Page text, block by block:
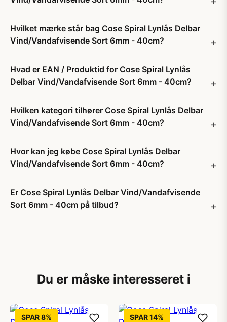
Hvilket mærke står bag Cose Spiral Lynlås Delbar
Vind/Vandafvisende Sort 6mm - 40cm?
Hvad er EAN / Produktid for Cose Spiral Lynlås
Delbar Vind/Vandafvisende Sort 6mm - 40cm?
Hvilken kategori tilhører Cose Spiral Lynlås Delbar
Vind/Vandafvisende Sort 6mm - 40cm?
Hvor kan jeg købe Cose Spiral Lynlås Delbar
Vind/Vandafvisende Sort 6mm - 40cm?
Er Cose Spiral Lynlås Delbar Vind/Vandafvisende
Sort 6mm - 40cm på tilbud?
Du er måske interesseret i
SPAR 8% SPAR 14%